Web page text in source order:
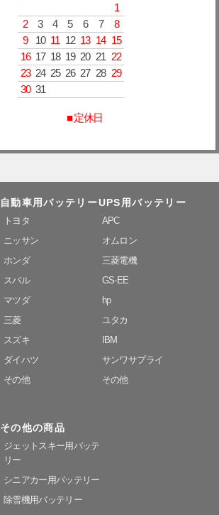
1
2
3 4 5 6 7
8
9
10 11 12 13 14 15
16 17 18 19 20 21 22
23 24 25 26 27 28 29
30 31
■ 定休日
自動車用バッテリー
トヨタ
ニッサン
ホンダ
スバル
マツダ
三菱
スズキ
ダイハツ
その他
UPS用バッテリー
APC
オムロン
三菱電機
GS-EE
hp
ユタカ
IBM
サンワサプライ
その他
その他の商品
ジェットスキー用バッテ
リー
シニアカー用バッテリー
除雪機用バッテリー